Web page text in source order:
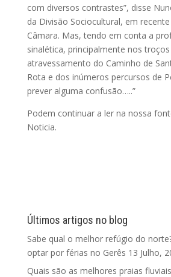
com diversos contrastes”, disse
da Divisão Sociocultural, em
Câmara. Mas, tendo em conta a
sinalética, principalmente nos
atravessamento do Caminho de
Rota e dos inúmeros percursos de
prever alguma confusão…..”
Podem continuar a ler na nossa
Noticia.
Últimos artigos no blog
Sabe qual o melhor refúgio do
optar por férias no Gerês 13 Julho,
Quais são as melhores praias